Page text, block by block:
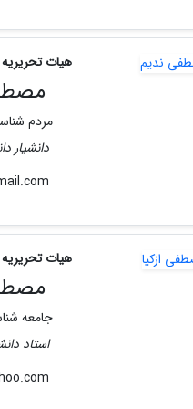
هیات تحریریه
مردم
دانشیار
هیات
جامعه
استاد